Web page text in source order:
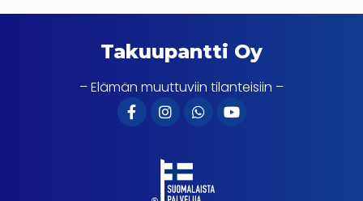
Takuupantti Oy
– Elämän muuttuviin tilanteisiin –